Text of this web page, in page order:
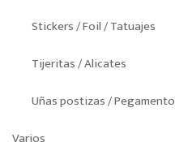
Stickers / Foil / Tatuajes
Tijeritas / Alicates
Uñas postizas / Pegamento
Varios